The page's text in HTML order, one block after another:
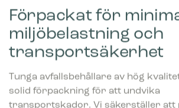
Marknadsföring
Cookies för marknadsföring används för att
på webbplatser. Avsikten är att visa
relevanta och engagerande för enskilda
tredjepartsannonsörer.
Förpackat för
miljöbelastning och
transportsäkerhet
Tunga avfallsbehållare av hög
solid förpackning för att undvika
transportskador. Vi säkerställer att